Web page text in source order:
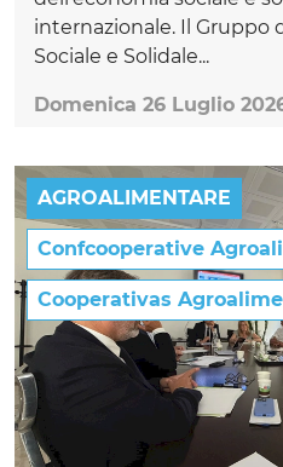
internazionale. Il Gruppo
Sociale e Solidale...
Domenica 26 Luglio
AGROALIMENTARE
Confcooperative
Cooperativas